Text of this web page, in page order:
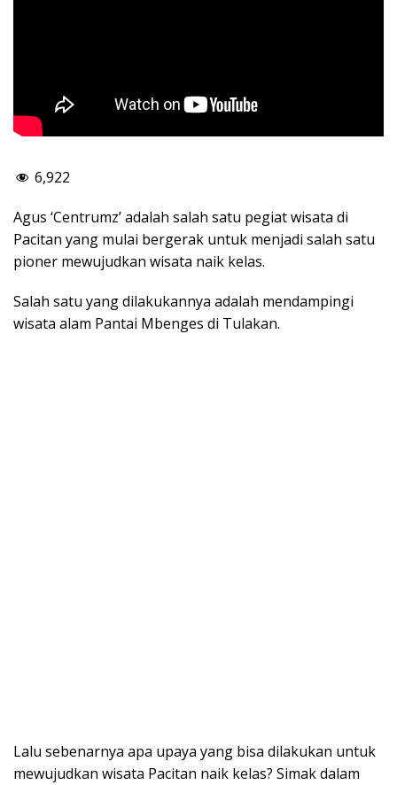
6,922
Agus ‘Centrumz’ adalah salah satu pegiat wisata di
Pacitan yang mulai bergerak untuk menjadi salah satu
pioner mewujudkan wisata naik kelas.
Salah satu yang dilakukannya adalah mendampingi
wisata alam Pantai Mbenges di Tulakan.
Lalu sebenarnya apa upaya yang bisa dilakukan untuk
mewujudkan wisata Pacitan naik kelas? Simak dalam